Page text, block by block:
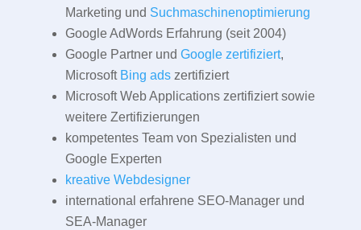
Marketing und Suchmaschinenoptimierung
Google AdWords Erfahrung (seit 2004)
Google Partner und Google zertifiziert,
Microsoft Bing adszertifiziert
Microsoft Web Applications zertifiziert sowie
weitere Zertifizierungen
kompetentes Team von Spezialisten und
Google Experten
kreative Webdesigner
international erfahrene SEO-Manager und
SEA-Manager